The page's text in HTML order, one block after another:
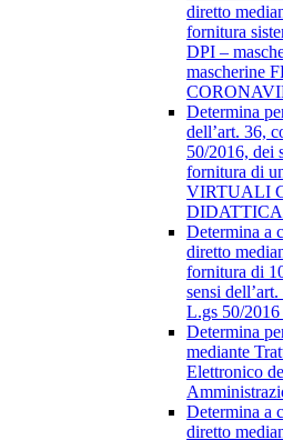
diretto
fornitura
DPI –
mascherine
Determina
dell’art. 36,
50/2016, dei
fornitura di
VIRTUALI
DIDATTICA
Determina a
diretto
fornitura di
sensi
L.gs 50/
Determina
mediante
Elettronico
Determina a
diretto